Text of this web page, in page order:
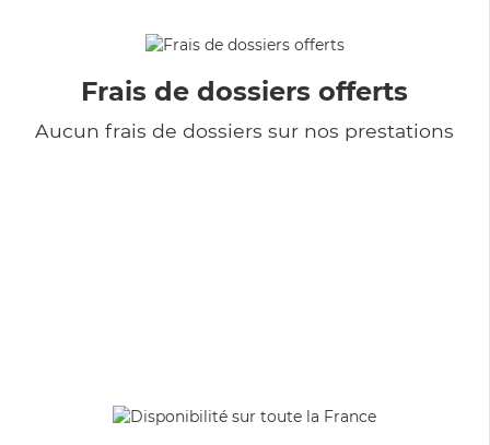
Frais de dossiers offerts
Aucun frais de dossiers sur nos prestations